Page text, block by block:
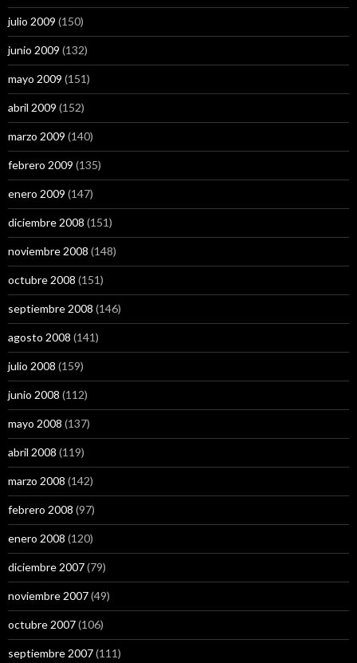
julio 2009 (150)
junio 2009 (132)
mayo 2009 (151)
abril 2009 (152)
marzo 2009 (140)
febrero 2009 (135)
enero 2009 (147)
diciembre 2008 (151)
noviembre 2008 (148)
octubre 2008 (151)
septiembre 2008 (146)
agosto 2008 (141)
julio 2008 (159)
junio 2008 (112)
mayo 2008 (137)
abril 2008 (119)
marzo 2008 (142)
febrero 2008 (97)
enero 2008 (120)
diciembre 2007(79)
noviembre 2007(49)
octubre 2007(106)
septiembre 2007(111)